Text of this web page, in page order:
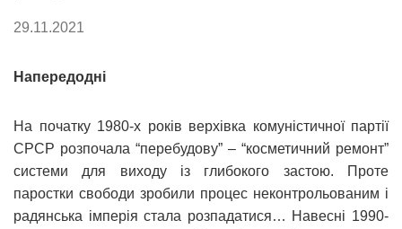
29.11.2021
Напередодні
На початку 1980-х років верхівка комуністичної партії
СРСР розпочала “перебудову” – “косметичний ремонт”
системи для виходу із глибокого застою. Проте
паростки свободи зробили процес неконтрольованим і
радянська імперія стала розпадатися… Навесні 1990-